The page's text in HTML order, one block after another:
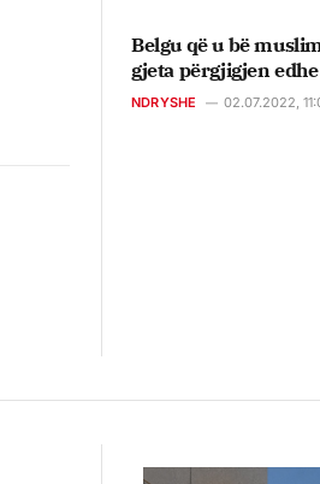
Belgu që u bë
gjeta përgjigjen
NDRYSHE 02.07.2022,